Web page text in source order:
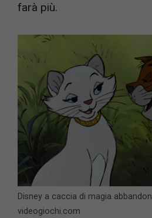
farà più.
Disney a caccia di magia
videogiochi.com